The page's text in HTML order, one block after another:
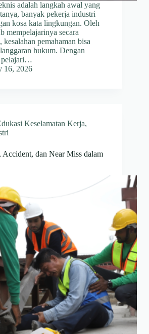
adalah langkah awal yang
banyak pekerja industri
kosa kata lingkungan. Oleh
mempelajarinya secara
kesalahan pemahaman bisa
hukum. Dengan
pelajari…
16, 2026
Keselamatan Kerja,
Accident, dan Near Miss dalam